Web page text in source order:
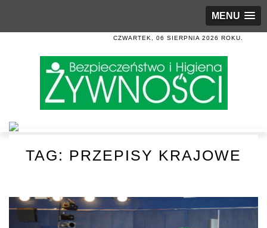
MENU
CZWARTEK, 06 SIERPNIA 2026 ROKU.
TAG: PRZEPISY KRAJOWE